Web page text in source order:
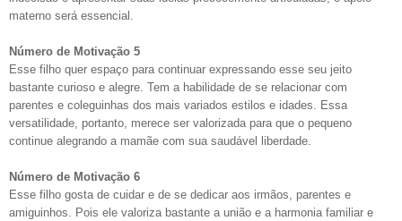
materno será essencial.
Número de Motivação 5
Esse filho quer espaço para continuar expressando esse seu jeito
bastante curioso e alegre. Tem a habilidade de se relacionar com
parentes e coleguinhas dos mais variados estilos e idades. Essa
versatilidade, portanto, merece ser valorizada para que o pequeno
continue alegrando a mamãe com sua saudável liberdade.
Número de Motivação 6
Esse filho gosta de cuidar e de se dedicar aos irmãos, parentes e
amiguinhos. Pois ele valoriza bastante a união e a harmonia familiar e